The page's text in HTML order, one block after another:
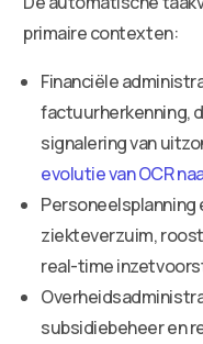
primaire contexten:
Financiële
factuurherkenning,
signalering van
evolutie van OCR
Personeelsplanning
ziekteverzuim,
real-time
subsidiebeheer en